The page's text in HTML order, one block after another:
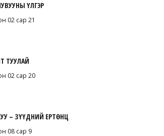
ҮЛГЭР
02 сар 21
ТУУЛАЙ
02 сар 20
– ЗҮҮДНИЙ ЕРТӨНЦ
08 сар 9